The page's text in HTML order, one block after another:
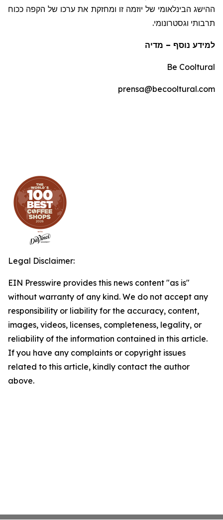
ההישג הבינלאומי של יוזמה זו ומחזקת את ערכו של הקפה ככוח
תרבותי וגסטרונומי.
למידע נוסף – מדיה
Be Cooltural
prensa@becooltural.com
Legal Disclaimer:
EIN Presswire provides this news content "as is"
without warranty of any kind. We do not accept any
responsibility or liability for the accuracy, content,
images, videos, licenses, completeness, legality, or
reliability of the information contained in this article.
If you have any complaints or copyright issues
related to this article, kindly contact the author
above.